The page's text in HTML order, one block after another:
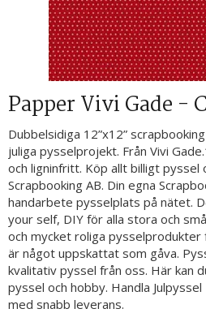
Papper Vivi Gade -
Dubbelsidiga 12”x12”
juliga pysselprojekt. Från Vivi
och ligninfritt. Köp allt billigt pyssel
Scrapbooking AB. Din egna
handarbete pysselplats på nätet.
your self, DIY för alla stora och
och mycket roliga
är något uppskattat som gåva.
kvalitativ pyssel från oss. Här kan
pyssel och hobby. Handla
med snabb leverans.